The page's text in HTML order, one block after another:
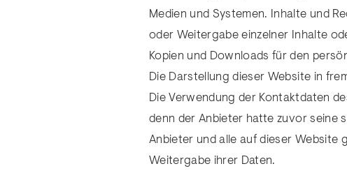
Medien und Systemen. Inhalte und
oder Weitergabe einzelner Inhalte
Kopien und Downloads für den
Die Darstellung dieser Website in
Die Verwendung der Kontaktdaten
denn der Anbieter hatte zuvor seine
Anbieter und alle auf dieser Website
Weitergabe ihrer Daten.